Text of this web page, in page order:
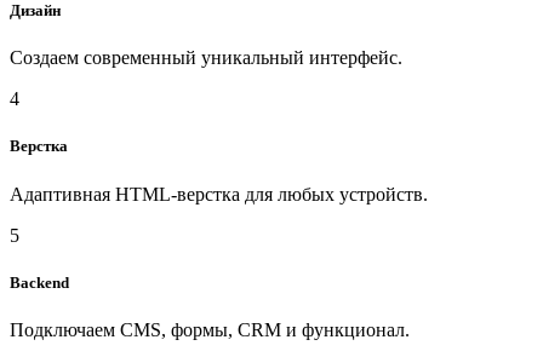
Дизайн
Создаем современный уникальный интерфейс.
4
Верстка
Адаптивная HTML-верстка для любых устройств.
5
Backend
Подключаем CMS, формы, CRM и функционал.